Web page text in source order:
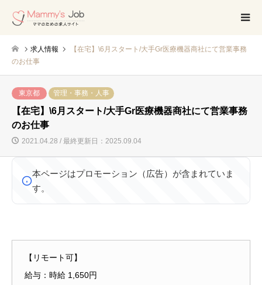
求人情報
【在宅】\6月スタート/大手Gr医療機器商社にて営業事務
のお仕事
東京都 管理・事務・人事
【在宅】\6月スタート/大手Gr医療機器商社にて営業事務
のお仕事
2021.04.28 / 最終更新日：2025.09.04
本ページはプロモーション（広告）が含まれていま
す。
【リモート可】
給与：時給 1,650円